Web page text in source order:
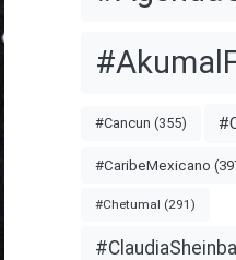
#Cancun (355)
#CaribeMexicano
#Chetumal (291)